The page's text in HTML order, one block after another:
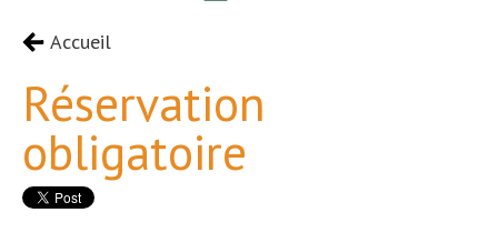
Accueil
Réservation
obligatoire